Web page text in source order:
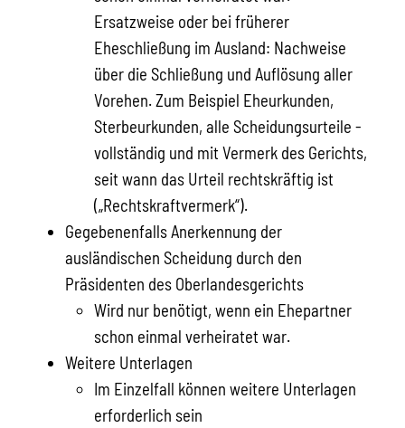
Ersatzweise oder bei früherer
Eheschließung im Ausland: Nachweise
über die Schließung und Auflösung aller
Vorehen. Zum Beispiel Eheurkunden,
Sterbeurkunden, alle Scheidungsurteile -
vollständig und mit Vermerk des Gerichts,
seit wann das Urteil rechtskräftig ist
(„Rechtskraftvermerk“).
Gegebenenfalls Anerkennung der
ausländischen Scheidung durch den
Präsidenten des Oberlandesgerichts
Wird nur benötigt, wenn ein Ehepartner
schon einmal verheiratet war.
Weitere Unterlagen
Im Einzelfall können weitere Unterlagen
erforderlich sein